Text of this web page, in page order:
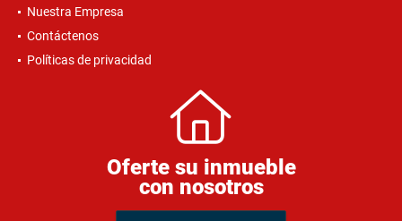
Nuestra Empresa
Contáctenos
Políticas de privacidad
Oferte su inmueble
con nosotros